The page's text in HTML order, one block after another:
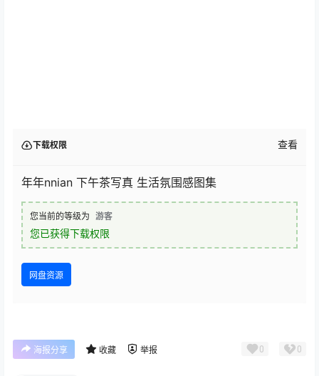
下载权限 查看
年年nnian 下午茶写真 生活氛围感图集
您当前的等级为 游客
您已获得下载权限
网盘资源
海报分享 收藏 举报 0 0